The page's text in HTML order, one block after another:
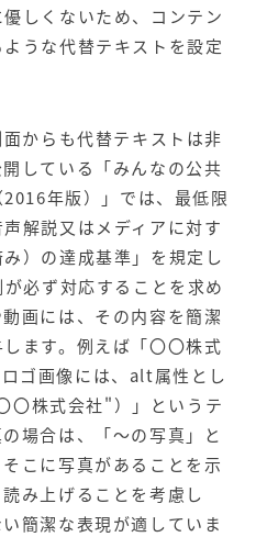
サイトアクセス増加パッケー
しくないため、コンテン
うな代替テキストを設定
からも代替テキストは非
している「みんなの公共
年版）」では、最低限
解説又はメディアに対す
）の達成基準」を規定し
必ず対応することを求め
画には、その内容を簡潔
ます。例えば「〇〇株式
ゴ画像には、alt属性とし
〇株式会社"）」というテ
場合は、「～の写真」と
こに写真があることを示
み上げることを考慮し
簡潔な表現が適していま